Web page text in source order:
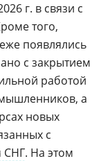
г. в связи с
того,
появлялись
с закрытием
работой
а
новых
с
СНГ. На этом